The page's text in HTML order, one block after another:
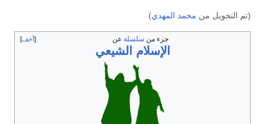
(تم التحويل من محمد المهدي)
أخف جزء من سلسلة عن
الإسلام الشيعي